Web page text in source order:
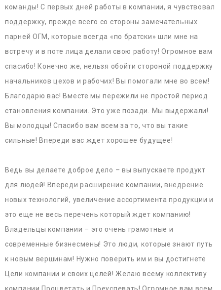
команды! С первых дней работы в компании, я чувствовал
поддержку, прежде всего со стороны замечательных
парней ОГМ, которые всегда «по братски» шли мне на
встречу и в поте лица делали свою работу! Огромное вам
спасибо! Конечно же, нельзя обойти стороной поддержку
начальников цехов и рабочих! Вы помогали мне во всем!
Благодарю вас! Вместе мы пережили не простой период
становления компании. Это уже позади. Мы выдержали!
Вы молодцы! Спасибо вам всем за то, что вы такие
сильные! Впереди вас ждет хорошее будущее!
Ведь вы делаете доброе дело – вы выпускаете продукт
для людей! Впереди расширение компании, внедрение
новых технологий, увеличение ассортимента продукции и
это еще не весь перечень который ждет компанию!
Владельцы компании – это очень грамотные и
современные бизнесмены! Это люди, которые знают путь
к новым вершинам! Нужно поверить им и вы достигнете
Цели компании и своих целей! Желаю всему коллективу